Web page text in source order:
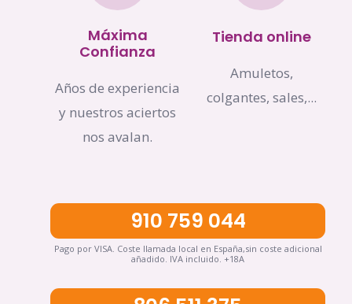
Máxima
Confianza
Años de experiencia
y nuestros aciertos
nos avalan.
Tienda online
Amuletos,
colgantes, sales,...
910 759 044
Pago por VISA. Coste llamada local en España,sin coste adicional
añadido. IVA incluido. +18A